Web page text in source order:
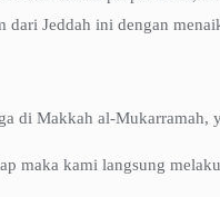
Jeddah ini dengan
di Makkah al-
maka kami langsung